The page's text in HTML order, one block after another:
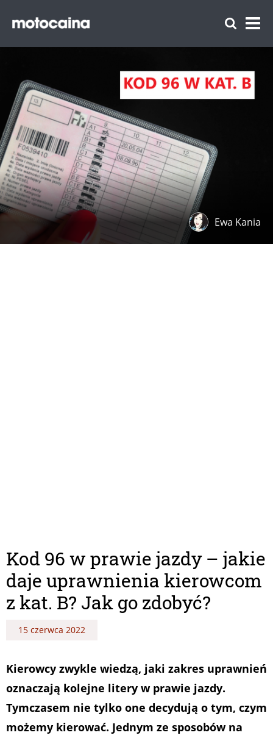
Ewa Kania
Kod 96 w prawie jazdy – jakie
daje uprawnienia kierowcom
z kat. B? Jak go zdobyć?
15 czerwca 2022
Kierowcy zwykle wiedzą, jaki zakres uprawnień
oznaczają kolejne litery w prawie jazdy.
Tymczasem nie tylko one decydują o tym, czym
możemy kierować. Jednym ze sposobów na